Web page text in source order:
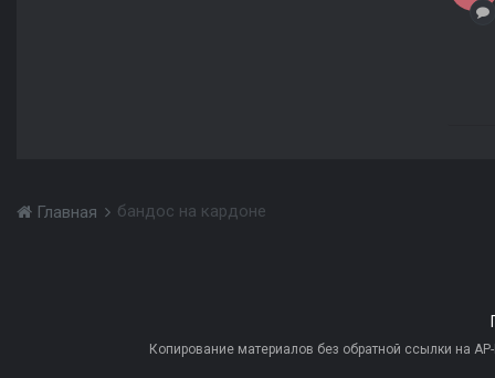
Главная бандос на кардоне
Копирование материалов без обратной ссылки на